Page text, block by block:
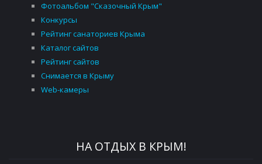
Фотоальбом "Сказочный Крым"
Конкурсы
Рейтинг санаториев Крыма
Каталог сайтов
Рейтинг сайтов
Снимается в Крыму
Web-камеры
НА ОТДЫХ В КРЫМ!